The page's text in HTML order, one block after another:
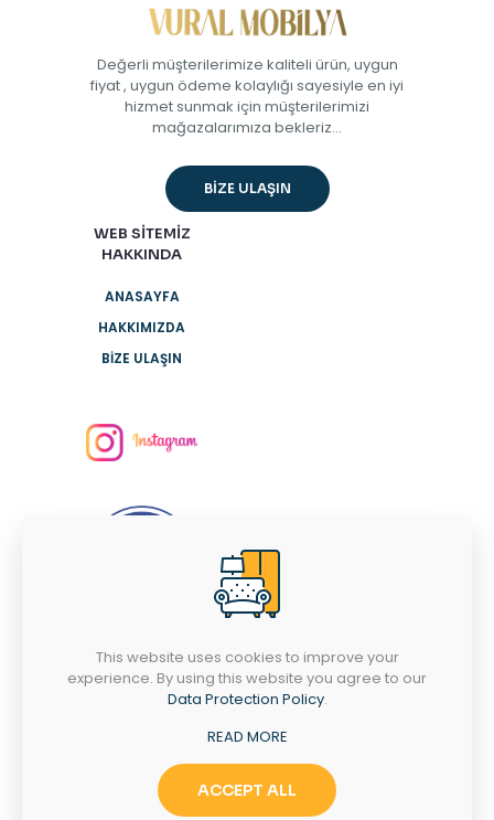
Değerli müşterilerimize kaliteli ürün, uygun
fiyat , uygun ödeme kolaylığı sayesiyle en iyi
hizmet sunmak için müşterilerimizi
mağazalarımıza bekleriz...
BİZE ULAŞIN
WEB SİTEMİZ
HAKKINDA
ANASAYFA
HAKKIMIZDA
BİZE ULAŞIN
İLETİŞİM TELEFONUMUZ
PAZARTESİ-CUMARTESİ
09:00 - 18:00
PAZAR
This website uses cookies to improve your
experience. By using this website you agree to our
Data Protection Policy.
READ MORE
ACCEPT ALL